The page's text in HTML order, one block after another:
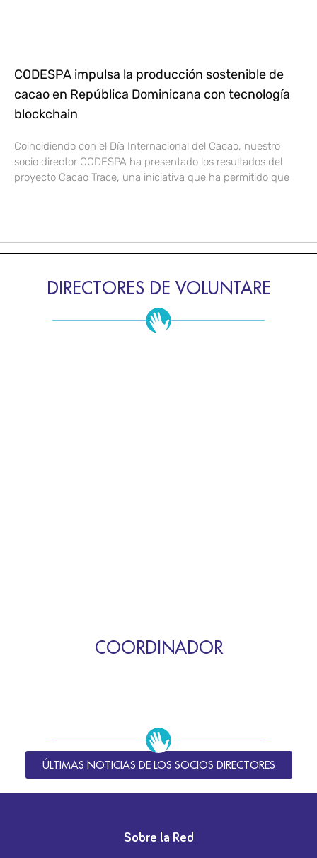
CODESPA impulsa la producción sostenible de
cacao en República Dominicana con tecnología
blockchain
Coincidiendo con el Día Internacional del Cacao, nuestro
socio director CODESPA ha presentado los resultados del
proyecto Cacao Trace, una iniciativa que ha permitido que
DIRECTORES DE VOLUNTARE
COORDINADOR
ÚLTIMAS NOTICIAS DE LOS SOCIOS DIRECTORES
Sobre la Red